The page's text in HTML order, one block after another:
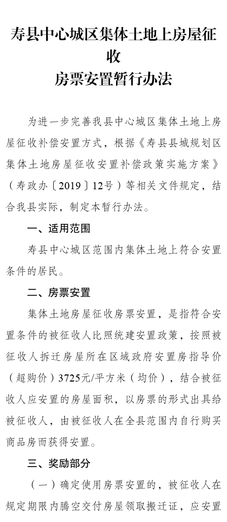
寿县中心城区集体土地上房屋征
收
房票安置暂行办法
为进一步完善我县中心城区集体土地上房
屋征收补偿安置方式，根据《寿县县城规划区
集体土地房屋征收安置补偿政策实施方案》
（寿政办〔2019 〕 12号）等相关文件规定，结
合我县实际，制定本暂行办法。
一、适用范围
寿县中心城区范围内集体土地上符合安置
条件的居民。
二、房票安置
集体土地房屋征收房票安置， 是指符合安
置条件的被征收人比照统建安置政策，按照被
征收人拆迁房屋所在区域政府安置房指导价
（超购价） 3725元/平方米（均价），结合被征
收人应安置的房屋面积，以房票的形式出具给
被征收人，由被征收人在全县范围内自行购买
商品房而获得安置。
三、奖励部分
（一） 确定使用房票安置的 ，被征收人在
规定期限内腾空交付房屋领取搬迁证，应安置